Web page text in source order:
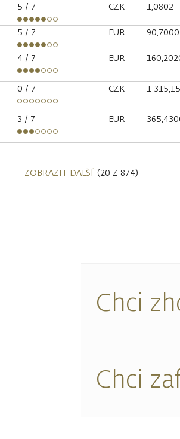
5 / 7 CZK 1,0802
5 / 7 EUR 90,7000
4 / 7 EUR
0 / 7 CZK 1
3 / 7 EUR
ZOBRAZIT DALŠÍ (20 Z 874)
Chci
Chci